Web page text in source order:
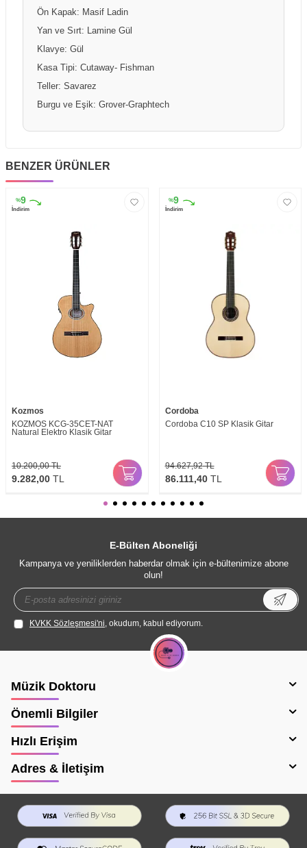
Ön Kapak: Masif Ladin
Yan ve Sırt: Lamine Gül
Klavye: Gül
Kasa Tipi: Cutaway- Fishman
Teller: Savarez
Burgu ve Eşik: Grover-Graphtech
BENZER ÜRÜNLER
%9
İndirim
Kozmos
KOZMOS KCG-35CET-NAT
Natural Elektro Klasik Gitar
10.200,00TL
9.282,00 TL
%9
İndirim
Cordoba
Cordoba C10 SP Klasik Gitar
94.627,92TL
86.111,40TL
E-Bülten Aboneliği
Kampanya ve yeniliklerden haberdar olmak için e-bültenimize abone
olun!
KVKK Sözleşmesi'ni, okudum, kabul ediyorum.
Müzik Doktoru
Önemli Bilgiler
Hızlı Erişim
Adres & İletişim